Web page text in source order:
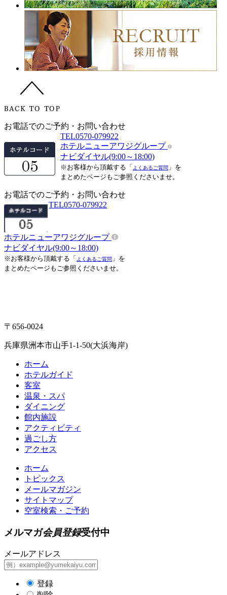
お電話でのご予約・お問い合わせ
TEL0570-079922
ホテルニューアワジグループ
ナビダイヤル(9:00～18:00)
※お客様から頂戴する「 よくあるご質問 」を
まとめたページもご参照くださいませ。
お電話でのご予約・お問い合わせ
TEL0570-079922
ホテルニューアワジグループ
ナビダイヤル(9:00～18:00)
※お客様から頂戴する「 よくあるご質問 」を
まとめたページもご参照くださいませ。
〒656-0024
兵庫県洲本市山手1-1-50(大浜海岸)
ホーム
ホテルガイド
客室
温泉・スパ
ダイニング
館内施設
アクティビティ
過ごし方
アクセス
ホーム
トピックス
メールマガジン
サイトマップ
空室検索・ご予約
メルマガ会員登録受付中
メールアドレス
登録